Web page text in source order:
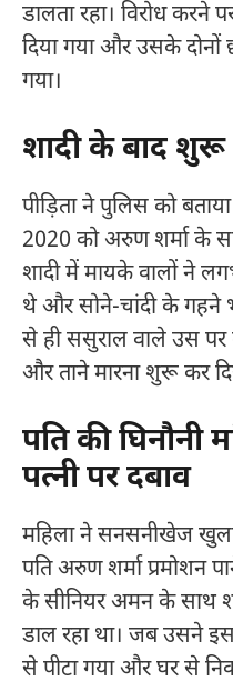
डालता रहा। विरोध करने
दिया गया और उसके दोनों
गया।
शादी के बाद
पीड़िता ने पुलिस को
2020 को अरुण शर्मा के
शादी में मायके वालों ने
थे और सोने-चांदी के गहने
से ही ससुराल वाले उस पर
और ताने मारना शुरू कर
पति की घिनौनी
पत्नी पर दबाव
महिला ने सनसनीखेज
पति अरुण शर्मा
के सीनियर अमन के साथ
डाल रहा था। जब उसने
से पीटा गया और घर से